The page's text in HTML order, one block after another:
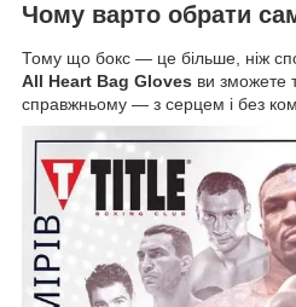
Чому варто обрати
Тому що бокс — це більше, ніж
All Heart Bag Gloves ви зможете
справжньому — з серцем і без